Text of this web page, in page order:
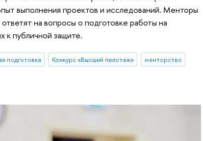
выполнения проектов и исследований. Менторы
на вопросы о подготовке работы на
к публичной защите.
подготовка Конкурс «Высший пилотаж»
менторство